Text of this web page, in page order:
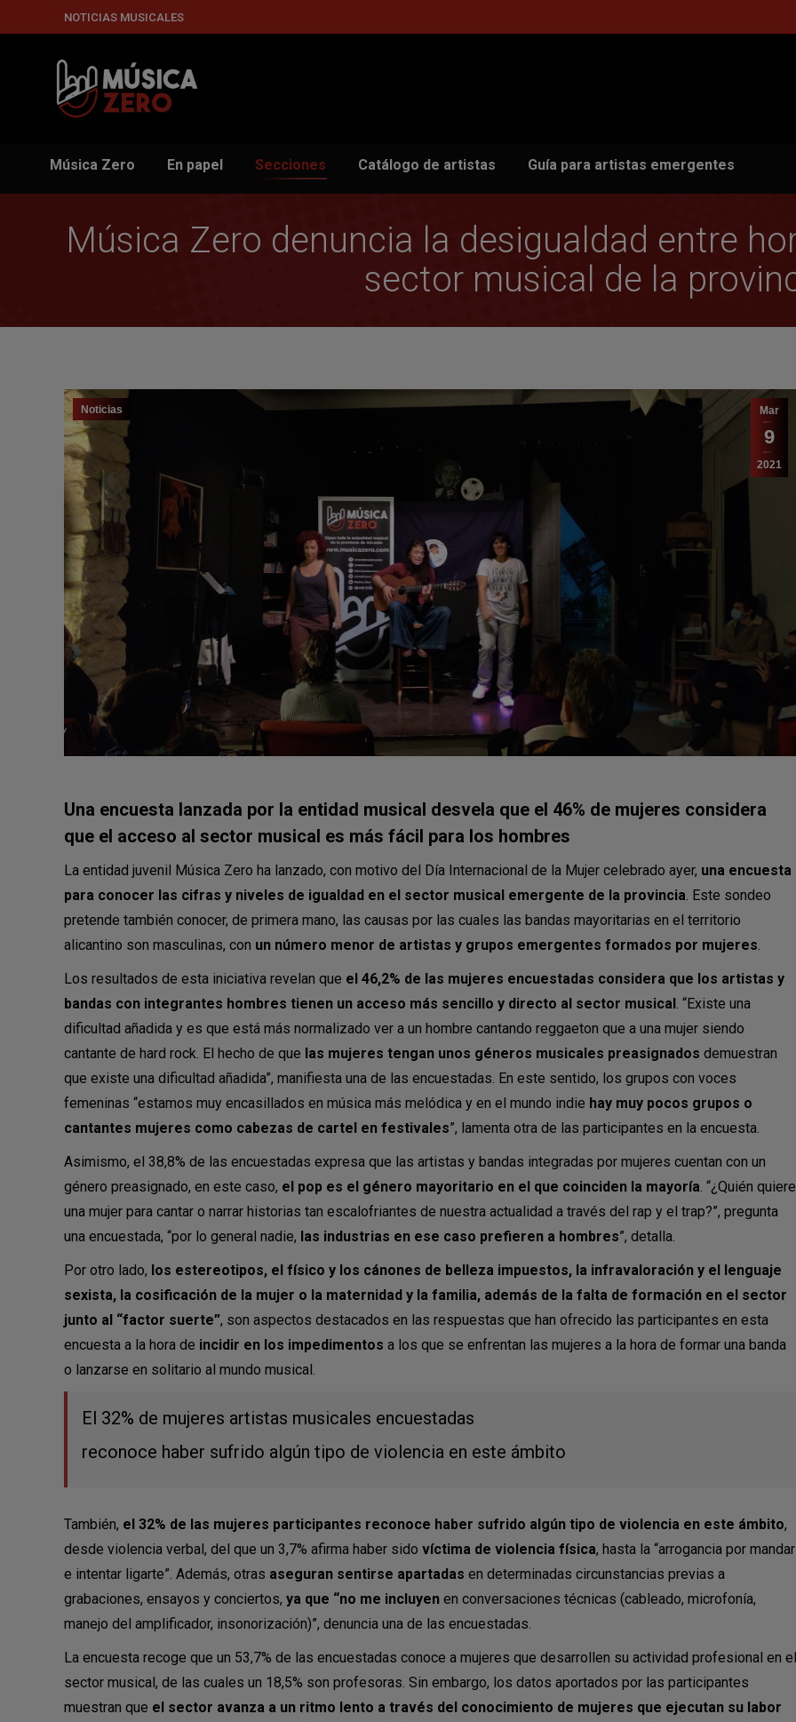
NOTICIAS MUSICALES
Música Zero En papel Secciones Catálogo de artistas Guía para artistas emergentes
Música Zero denuncia la desigualdad entre
sector musical de la
Mar
9
2021
Noticias
Una encuesta lanzada por la entidad musical desvela que el 46% de mujeres considera
que el acceso al sector musical es más fácil para los hombres
La entidad juvenil Música Zero ha lanzado, con motivo del Día Internacional de la Mujer celebrado ayer, una encuesta
para conocer las cifras y niveles de igualdad en el sector musical emergente de la provincia . Este sondeo
pretende también conocer, de primera mano, las causas por las cuales las bandas mayoritarias en el territorio
alicantino son masculinas, con un número menor de artistas y grupos emergentes formados por mujeres
Los resultados de esta iniciativa revelan que el 46,2% de las mujeres encuestadas considera que los artistas y
bandas con integrantes hombres tienen un acceso más sencillo y directo al sector musical . “Existe una
dificultad añadida y es que está más normalizado ver a un hombre cantando reggaeton que a una mujer siendo
cantante de hard rock. El hecho de que las mujeres tengan unos géneros musicales preasignados demuestran
que existe una dificultad añadida”, manifiesta una de las encuestadas. En este sentido, los grupos con voces
femeninas “estamos muy encasillados en música más melódica y en el mundo indie hay muy pocos grupos o
cantantes mujeres como cabezas de cartel en festivales”, lamenta otra de las participantes en la encuesta.
Asimismo, el 38,8% de las encuestadas expresa que las artistas y bandas integradas por mujeres cuentan con un
género preasignado, en este caso, el pop es el género mayoritario en el que coinciden la mayoría . “¿Quién quiere
una mujer para cantar o narrar historias tan escalofriantes de nuestra actualidad a través del rap y el trap?”, pregunta
una encuestada, “por lo general nadie, las industrias en ese caso prefieren a hombres”, detalla.
Por otro lado, los estereotipos, el físico y los cánones de belleza impuestos, la infravaloración y el lenguaje
sexista, la cosificación de la mujer o la maternidad y la familia, además de la falta de formación en el sector
junto al “factor suerte”, son aspectos destacados en las respuestas que han ofrecido las participantes en esta
encuesta a la hora de incidir en los impedimentos a los que se enfrentan las mujeres a la hora de formar una banda
o lanzarse en solitario al mundo musical.
El 32% de mujeres artistas musicales encuestadas
reconoce haber sufrido algún tipo de violencia en este ámbito
También, el 32% de las mujeres participantes reconoce haber sufrido algún tipo de violencia en este ámbito,
desde violencia verbal, del que un 3,7% afirma haber sido víctima de violencia física, hasta la “arrogancia por mandar
e intentar ligarte”. Además, otras aseguran sentirse apartadas en determinadas circunstancias previas a
grabaciones, ensayos y conciertos, ya que “no me incluyen en conversaciones técnicas (cableado, microfonía,
manejo del amplificador, insonorización)”, denuncia una de las encuestadas.
La encuesta recoge que un 53,7% de las encuestadas conoce a mujeres que desarrollen su actividad profesional en el
sector musical, de las cuales un 18,5% son profesoras. Sin embargo, los datos aportados por las participantes
muestran que el sector avanza a un ritmo lento a través del conocimiento de mujeres que ejecutan su labor